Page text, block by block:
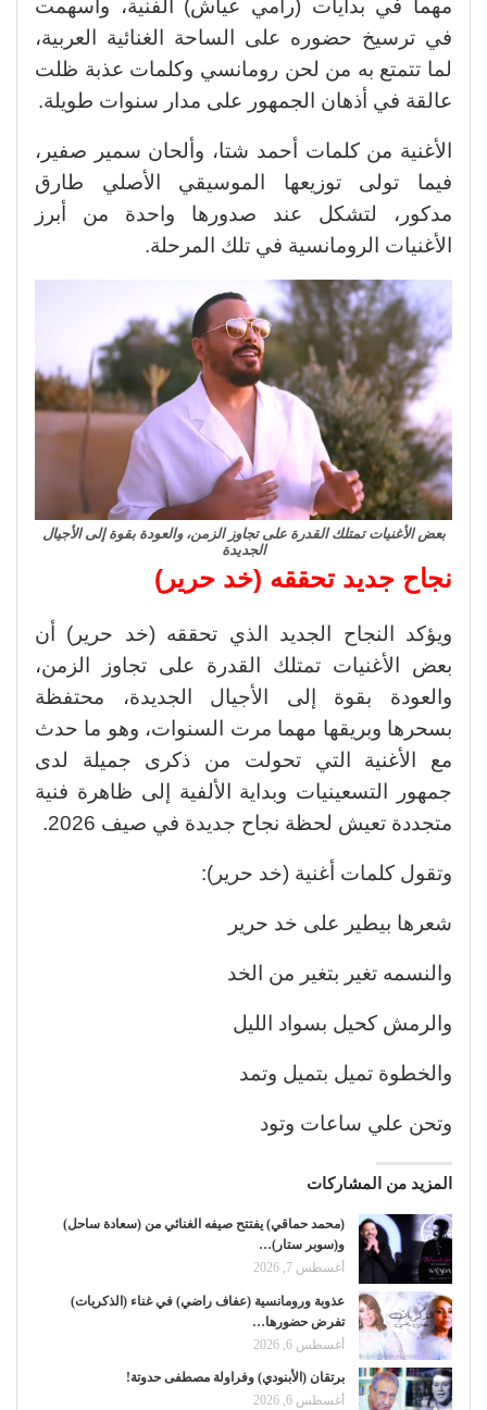
مهماً في بدايات (رامي عياش) الفنية، وأسهمت
في ترسيخ حضوره على الساحة الغنائية العربية،
لما تتمتع به من لحن رومانسي وكلمات عذبة ظلت
عالقة في أذهان الجمهور على مدار سنوات طويلة.
الأغنية من كلمات أحمد شتا، وألحان سمير صفير،
فيما تولى توزيعها الموسيقي الأصلي طارق
مدكور، لتشكل عند صدورها واحدة من أبرز
الأغنيات الرومانسية في تلك المرحلة.
بعض الأغنيات تمتلك القدرة على تجاوز الزمن، والعودة بقوة إلى الأجيال
الجديدة
نجاح جديد تحققه (خد حرير)
ويؤكد النجاح الجديد الذي تحققه (خد حرير) أن
بعض الأغنيات تمتلك القدرة على تجاوز الزمن،
والعودة بقوة إلى الأجيال الجديدة، محتفظة
بسحرها وبريقها مهما مرت السنوات، وهو ما حدث
مع الأغنية التي تحولت من ذكرى جميلة لدى
جمهور التسعينيات وبداية الألفية إلى ظاهرة فنية
متجددة تعيش لحظة نجاح جديدة في صيف 2026.
وتقول كلمات أغنية (خد حرير):
شعرها بيطير على خد حرير
والنسمه تغير بتغير من الخد
والرمش كحيل بسواد الليل
والخطوة تميل بتميل وتمد
وتحن علي ساعات وتود
المزيد من المشاركات
(محمد حماقي) يفتتح صيفه الغنائي من (سعادة ساحل)
و(سوبر ستار)…
أغسطس 7, 2026
عذوبة ورومانسية (عفاف راضي) في غناء (الذكريات)
تفرض حضورها…
أغسطس 6, 2026
برتقان (الأبنودي) وفراولة مصطفى حدوتة!
أغسطس 6, 2026